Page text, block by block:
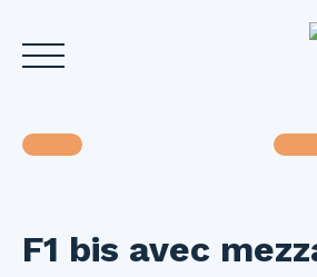
Accueil Acheter Louer
F1 bis avec